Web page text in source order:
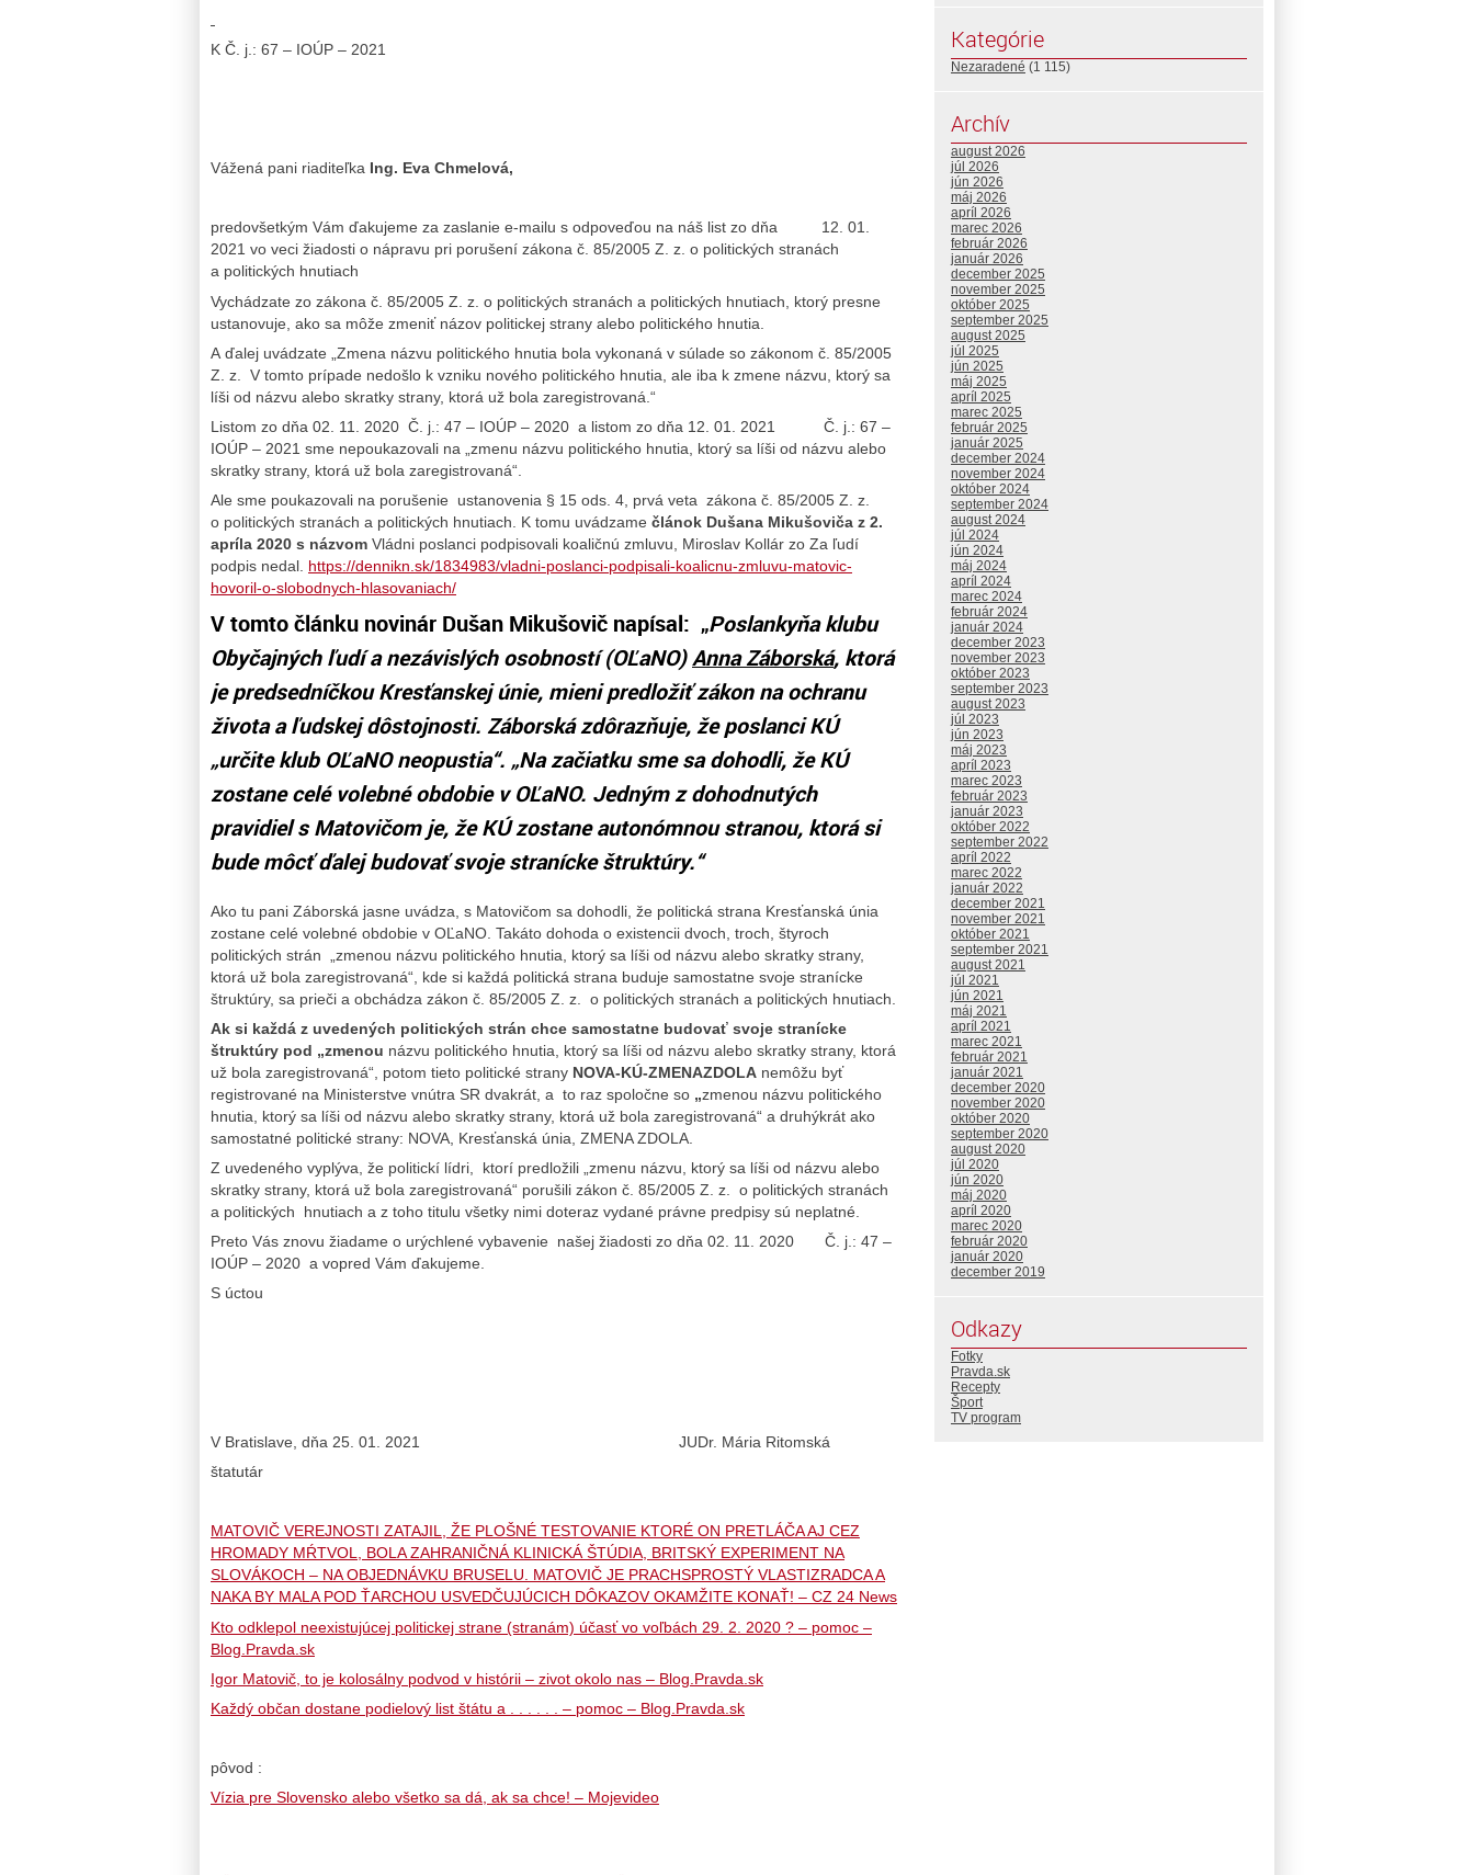
K Č. j.: 67 – IOÚP – 2021
Vážená pani riaditeľka Ing. Eva Chmelová,
predovšetkým Vám ďakujeme za zaslanie e-mailu s odpoveďou na náš list zo dňa 12. 01.
2021 vo veci žiadosti o nápravu pri porušení zákona č. 85/2005 Z. z. o politických stranách
a politických hnutiach
Vychádzate zo zákona č. 85/2005 Z. z. o politických stranách a politických hnutiach, ktorý presne
ustanovuje, ako sa môže zmeniť názov politickej strany alebo politického hnutia.
A ďalej uvádzate „Zmena názvu politického hnutia bola vykonaná v súlade so zákonom č. 85/2005
Z. z. V tomto prípade nedošlo k vzniku nového politického hnutia, ale iba k zmene názvu, ktorý sa
líši od názvu alebo skratky strany, ktorá už bola zaregistrovaná.“
Listom zo dňa 02. 11. 2020 Č. j.: 47 – IOÚP – 2020 a listom zo dňa 12. 01. 2021 Č. j.: 67 –
IOÚP – 2021 sme nepoukazovali na „zmenu názvu politického hnutia, ktorý sa líši od názvu alebo
skratky strany, ktorá už bola zaregistrovaná“.
Ale sme poukazovali na porušenie ustanovenia § 15 ods. 4, prvá veta zákona č. 85/2005 Z. z.
o politických stranách a politických hnutiach. K tomu uvádzame článok Dušana Mikušoviča z 2.
apríla 2020 s názvom Vládni poslanci podpisovali koaličnú zmluvu, Miroslav Kollár zo Za ľudí
podpis nedal. https://dennikn.sk/1834983/vladni-poslanci-podpisali-koalicnu-zmluvu-matovic-
hovoril-o-slobodnych-hlasovaniach/
V tomto článku novinár Dušan Mikušovič napísal: „Poslankyňa klubu
Obyčajných ľudí a nezávislých osobností (OĽaNO)Anna Záborská, ktorá
je predsedníčkou Kresťanskej únie, mieni predložiť zákon na ochranu
života a ľudskej dôstojnosti. Záborská zdôrazňuje, že poslanci KÚ
„určite klub OĽaNO neopustia“. „Na začiatku sme sa dohodli, že KÚ
zostane celé volebné obdobie v OĽaNO. Jedným z dohodnutých
pravidiel s Matovičom je, že KÚ zostane autonómnou stranou, ktorá si
bude môcť ďalej budovať svoje stranícke štruktúry.“
Ako tu pani Záborská jasne uvádza, s Matovičom sa dohodli, že politická strana Kresťanská únia
zostane celé volebné obdobie v OĽaNO. Takáto dohoda o existencii dvoch, troch, štyroch
politických strán „zmenou názvu politického hnutia, ktorý sa líši od názvu alebo skratky strany,
ktorá už bola zaregistrovaná“, kde si každá politická strana buduje samostatne svoje stranícke
štruktúry, sa prieči a obchádza zákon č. 85/2005 Z. z. o politických stranách a politických hnutiach.
Ak si každá z uvedených politických strán chce samostatne budovať svoje stranícke
štruktúry pod „zmenou názvu politického hnutia, ktorý sa líši od názvu alebo skratky strany, ktorá
už bola zaregistrovaná“, potom tieto politické strany NOVA-KÚ-ZMENAZDOLA nemôžu byť
registrované na Ministerstve vnútra SR dvakrát, a to raz spoločne so „zmenou názvu politického
hnutia, ktorý sa líši od názvu alebo skratky strany, ktorá už bola zaregistrovaná“ a druhýkrát ako
samostatné politické strany: NOVA, Kresťanská únia, ZMENA ZDOLA.
Z uvedeného vyplýva, že politickí lídri, ktorí predložili „zmenu názvu, ktorý sa líši od názvu alebo
skratky strany, ktorá už bola zaregistrovaná“ porušili zákon č. 85/2005 Z. z. o politických stranách
a politických hnutiach a z toho titulu všetky nimi doteraz vydané právne predpisy sú neplatné.
Preto Vás znovu žiadame o urýchlené vybavenie našej žiadosti zo dňa 02. 11. 2020 Č. j.: 47 –
IOÚP – 2020 a vopred Vám ďakujeme.
S úctou
V Bratislave, dňa 25. 01. 2021 JUDr. Mária Ritomská
štatutár
MATOVIČ VEREJNOSTI ZATAJIL, ŽE PLOŠNÉ TESTOVANIE KTORÉ ON PRETLÁČA AJ CEZ
HROMADY MŔTVOL, BOLA ZAHRANIČNÁ KLINICKÁ ŠTÚDIA, BRITSKÝ EXPERIMENT NA
SLOVÁKOCH – NA OBJEDNÁVKU BRUSELU. MATOVIČ JE PRACHSPROSTÝ VLASTIZRADCA A
NAKA BY MALA POD ŤARCHOU USVEDČUJÚCICH DÔKAZOV OKAMŽITE KONAŤ! – CZ 24 News
Kto odklepol neexistujúcej politickej strane (stranám) účasť vo voľbách 29. 2. 2020 ? – pomoc –
Blog.Pravda.sk
Igor Matovič, to je kolosálny podvod v histórii – zivot okolo nas – Blog.Pravda.sk
Každý občan dostane podielový list štátu a . . . . . . – pomoc – Blog.Pravda.sk
pôvod :
Vízia pre Slovensko alebo všetko sa dá, ak sa chce! – Mojevideo
Kategórie
Nezaradené (1 115)
Archív
august 2026
júl 2026
jún 2026
máj 2026
apríl 2026
marec 2026
február 2026
január 2026
december 2025
november 2025
október 2025
september 2025
august 2025
júl 2025
jún 2025
máj 2025
apríl 2025
marec 2025
február 2025
január 2025
december 2024
november 2024
október 2024
september 2024
august 2024
júl 2024
jún 2024
máj 2024
apríl 2024
marec 2024
február 2024
január 2024
december 2023
november 2023
október 2023
september 2023
august 2023
júl 2023
jún 2023
máj 2023
apríl 2023
marec 2023
február 2023
január 2023
október 2022
september 2022
apríl 2022
marec 2022
január 2022
december 2021
november 2021
október 2021
september 2021
august 2021
júl 2021
jún 2021
máj 2021
apríl 2021
marec 2021
február 2021
január 2021
december 2020
november 2020
október 2020
september 2020
august 2020
júl 2020
jún 2020
máj 2020
apríl 2020
marec 2020
február 2020
január 2020
december 2019
Odkazy
Fotky
Pravda.sk
Recepty
Šport
TV program